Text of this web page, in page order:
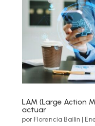
LAM (Large Action
actuar
porFlorencia Bailin